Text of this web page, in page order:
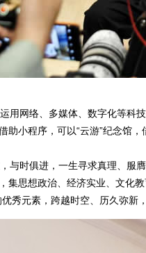
用网络、多媒体、数字化等科
助小程序，可以“云游”纪念馆
时俱进，一生寻求真理、服
集思想政治、经济实业、文化
秀元素，跨越时空、历久弥新